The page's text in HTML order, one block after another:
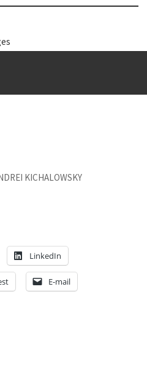
não é a resposta
do sucesso
à tristeza”
KICHALOWSKY
LinkedIn
E-mail